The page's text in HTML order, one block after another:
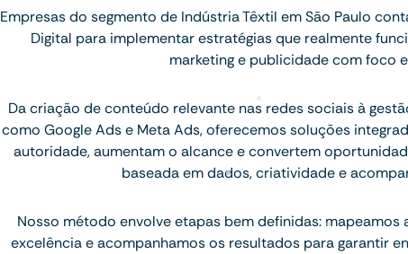
Empresas do segmento de Indústria Têxtil em São Paulo
Digital para implementar estratégias que realmente
marketing e publicidade com foco
Da criação de conteúdo relevante nas redes sociais à
como Google Ads e Meta Ads, oferecemos soluções
autoridade, aumentam o alcance e convertem
baseada em dados, criatividade e
Nosso método envolve etapas bem definidas:
excelência e acompanhamos os resultados para garantir